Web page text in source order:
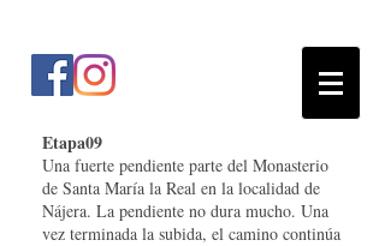
Etapa09
Una fuerte pendiente parte del Monasterio
de Santa María la Real en la localidad de
Nájera. La pendiente no dura mucho. Una
vez terminada la subida, el camino continúa